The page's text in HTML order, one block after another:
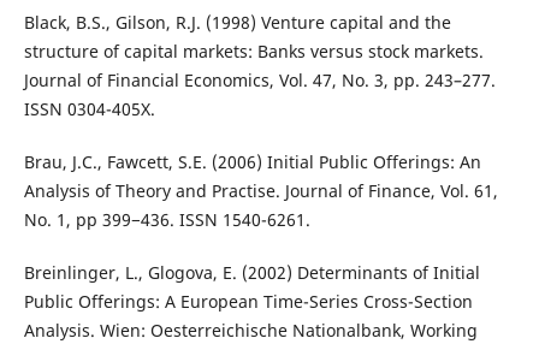
Black, B.S., Gilson, R.J. (1998) Venture capital and the
structure of capital markets: Banks versus stock markets.
Journal of Financial Economics, Vol. 47, No. 3, pp. 243–277.
ISSN 0304-405X.
Brau, J.C., Fawcett, S.E. (2006) Initial Public Offerings: An
Analysis of Theory and Practise. Journal of Finance, Vol. 61,
No. 1, pp 399−436. ISSN 1540-6261.
Breinlinger, L., Glogova, E. (2002) Determinants of Initial
Public Offerings: A European Time-Series Cross-Section
Analysis. Wien: Oesterreichische Nationalbank, Working